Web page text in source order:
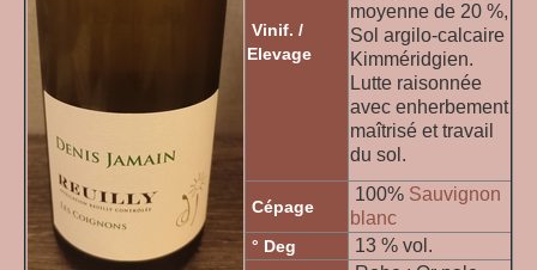
Vinif. /
Elevage
moyenne de 20 %,
Sol argilo-calcaire
Kimméridgien.
Lutte raisonnée
avec enherbement
maîtrisé et travail
du sol.
Cépage
100% Sauvignon
blanc
° Deg
13 % vol.